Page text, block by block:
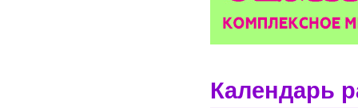
Календарь